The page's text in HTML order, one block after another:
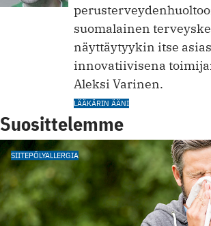
suomalainen
näyttäytyykin itse
innovatiivisena
Aleksi Varinen.
LÄÄKÄRIN ÄÄNI
Suosittelemme
SIITEPÖLYALLERGIA